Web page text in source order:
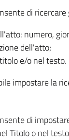
di
numero,
dell'atto;
e/o nel testo.
impostare la
di
Titolo o nel